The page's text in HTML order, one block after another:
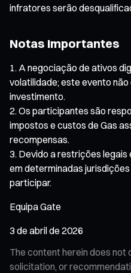
infratores serão
Notas Importantes
A negociação de ativos
volatilidade; este evento
investimento.
Os participantes são
impostos e custos de Gas
recompensas.
Devido a restrições
em determinadas
participar.
Equipa Gate
3 de abril de 2026
The content herein does not
solicitation, or